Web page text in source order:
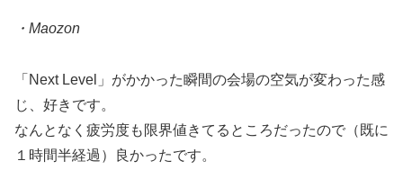
・Maozon
「Next Level」がかかった瞬間の会場の空気が変わった感
じ、好きです。
なんとなく疲労度も限界値きてるところだったので（既に
１時間半経過）良かったです。